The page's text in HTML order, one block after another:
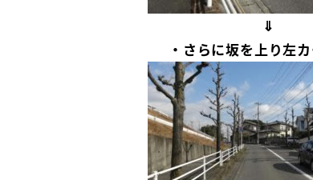
⇓
・さらに坂を上り左